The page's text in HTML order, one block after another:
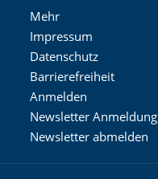
Mehr
Impressum
Datenschutz
Barrierefreiheit
Anmelden
Newsletter Anmeldung
Newsletter abmelden